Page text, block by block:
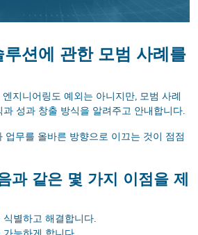
션에 관한 모범 사례를
지니어링도 예외는 아니지만, 모범 사례
성과 창출 방식을 알려주고 안내합니다.
업무를 올바른 방향으로 이끄는 것이 점점
과 같은 몇 가지 이점을 제
별하고 해결합니다.